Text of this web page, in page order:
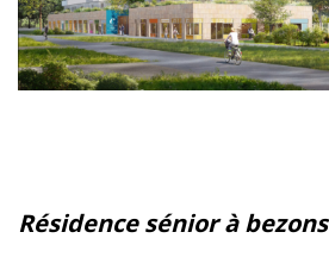
résidence sénior à bezons